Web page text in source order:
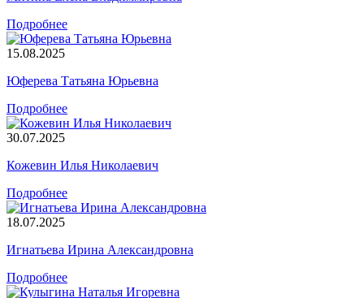
Подробнее
15.08.2025
Юферева Татьяна Юрьевна
Подробнее
30.07.2025
Кожевин Илья Николаевич
Подробнее
18.07.2025
Игнатьева Ирина Александровна
Подробнее